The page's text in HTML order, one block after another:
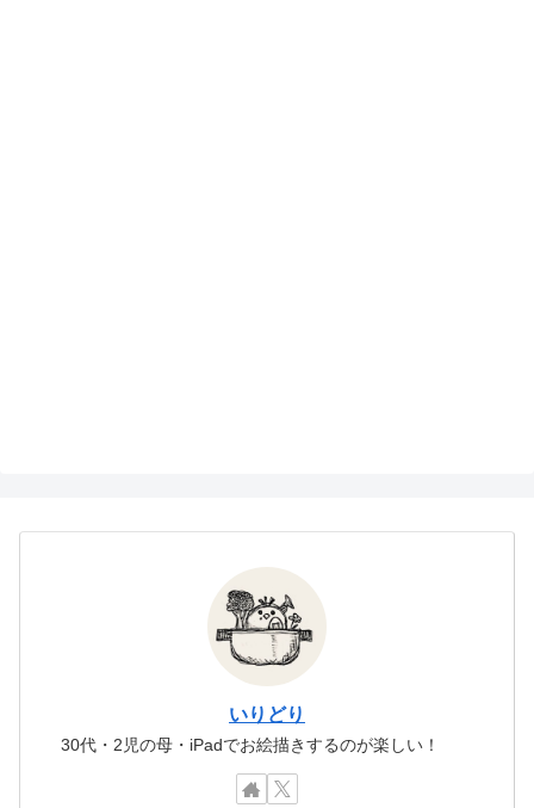
いりどり
30代・2児の母・iPadでお絵描きするのが楽しい！